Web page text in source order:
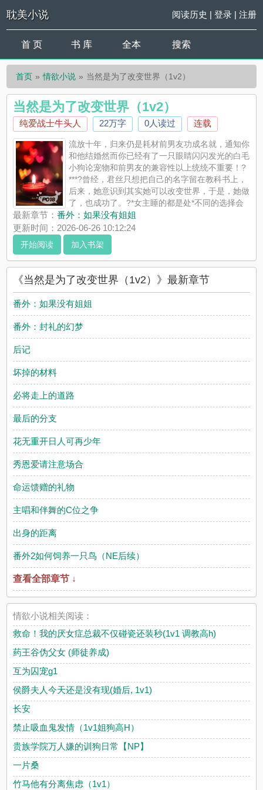
耽美小说 阅读历史 | 登录| 注册
首 页 书 库 全本 搜索
首页 情欲小说 当然是为了改变世界（1v2）
当然是为了改变世界（1v2）
纯爱战士牛头人 22万字 0人读过 连载
流放十年，归来仍是耗材前男友功成名就，通知你
和他结婚然而你已经有了一只眼睛闪闪发光的白毛
小狗论宠物和前男友的兼容性以上统统不重要！?
***?曾经，君丝只想把自己的名字留在教科书上，
后来，她意识到其实她可以改变世界，于是，她做
了，也成功了。?*女主睡的都是处*不同的选择会
导致不同的结局*被魔法师掌控的世界，普通人如虫豸*雷点太多不
排了 ...
《当然是为了改变世界（1v2）》是纯爱战士牛头人精心创作的情
欲小说，耽美小说实时更新当然是为了改变世界（1v2）最新章节
并且提供无弹窗阅读，书友所发表的当然是为了改变世界（1v2）
评论，并不代表耽美小说赞同或者支持当然是为了改变世界
（1v2）读者的观点。
最新章节：番外：如果没有姐姐
更新时间：2026-06-26 10:12:24
开始阅读 加入书架
《当然是为了改变世界（1v2）》最新章节
番外：如果没有姐姐
番外：封礼的幻梦
后记
坏掉的材料
必将走上的道路
最后的分支
花无重开日人可再少年
秀恩爱请注意场合
命运馈赠的礼物
主唱和伴舞的C位之争
出身的距离
番外2如何饲养一只鸟（NE后续）
查看全部章节 ↓
情欲小说相关阅读：
救命！我的厌女症总裁不仅碰瓷还装秒(1v1 调教高h)
药王谷伪父女 (师徒养成)
互为囚宠g1
侯爵夫人今天还是没有现(婚后, 1v1)
长安
禁止吸血鬼发情（1v1姐狗高H）
贵族学院万人嫌的训狗日常【NP】
一片桑
竹马他有分离焦虑（1v1）